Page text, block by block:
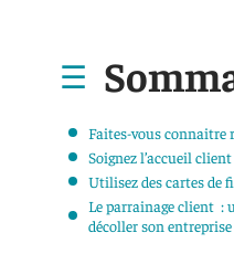
Faites-vous connaitre
Soignez l’accueil client
Utilisez des cartes de
Le parrainage client :
décoller son entreprise